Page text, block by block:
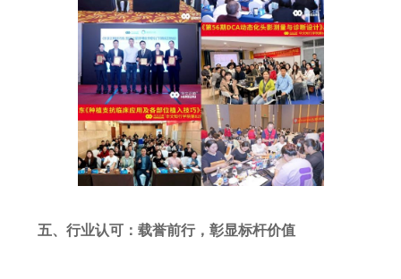
五、 行业认可：载誉前行，彰显标杆价值